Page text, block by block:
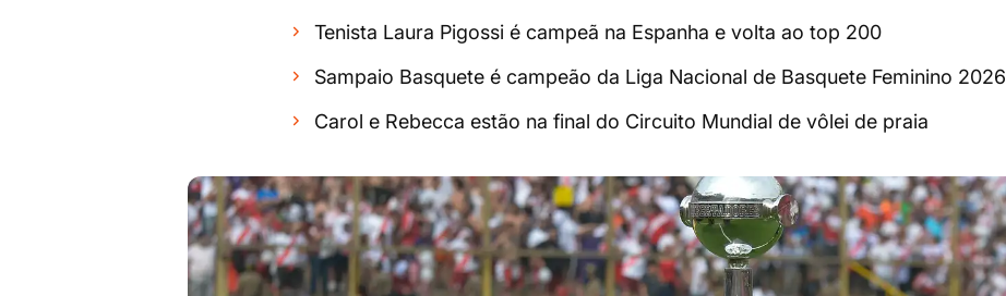
Tenista Laura Pigossi é campeã na Espanha e volta ao top 200
Sampaio Basquete é campeão da Liga Nacional de Basquete Feminino 2026
Carol e Rebecca estão na final do Circuito Mundial de vôlei de praia